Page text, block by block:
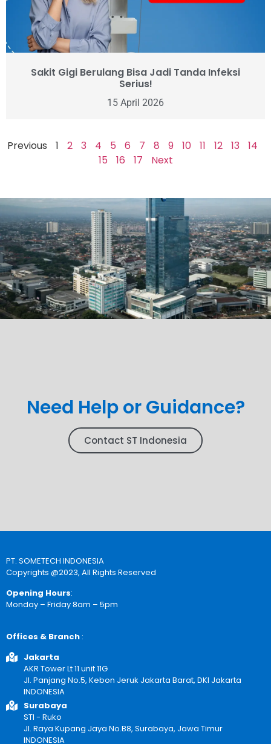
Sakit Gigi Berulang Bisa Jadi Tanda Infeksi
Serius!
15 April 2026
Previous 1 2 3 4 5 6 7 8 9 10 11 12 13
14
15
16 17 Next
Need Help or Guidance?
Contact ST Indonesia
PT. SOMETECH INDONESIA
Copyrights @2023, All Rights Reserved
Opening Hours:
Monday – Friday 8am – 5pm
Offices & Branch :
Jakarta
AKR Tower Lt 11 unit 11G
Jl. Panjang No.5, Kebon Jeruk Jakarta Barat, DKI Jakarta
INDONESIA
Surabaya
STI - Ruko
Jl. Raya Kupang Jaya No.B8, Surabaya, Jawa Timur
INDONESIA